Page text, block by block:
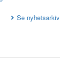
Se nyhetsarkiv